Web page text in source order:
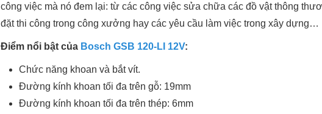
công việc mà nó đem lại: từ các công việc sửa chữa các đồ vật thông
đặt thi công trong công xưởng hay các yêu cầu làm việc trong xây dựng…
Điểm nổi bật của Bosch GSB 120-LI 12V:
Chức năng khoan và bắt vít.
Đường kính khoan tối đa trên gỗ: 19mm
Đường kính khoan tối đa trên thép: 6mm